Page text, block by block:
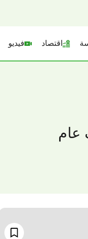
اقتصاد فيديو